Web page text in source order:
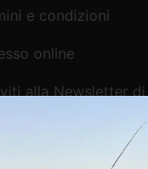
e condizioni
online
alla Newsletter di
Policy e Consensi